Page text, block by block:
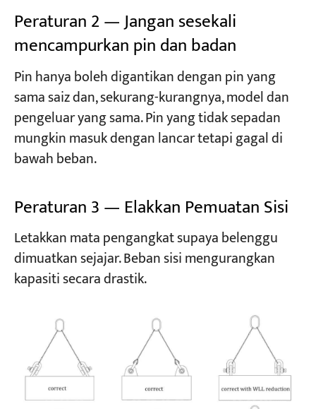
Peraturan 2 — Jangan sesekali
mencampurkan pin dan badan
Pin hanya boleh digantikan dengan pin yang
sama saiz dan, sekurang-kurangnya, model dan
pengeluar yang sama. Pin yang tidak sepadan
mungkin masuk dengan lancar tetapi gagal di
bawah beban.
Peraturan 3 — Elakkan Pemuatan Sisi
Letakkan mata pengangkat supaya belenggu
dimuatkan sejajar. Beban sisi mengurangkan
kapasiti secara drastik.